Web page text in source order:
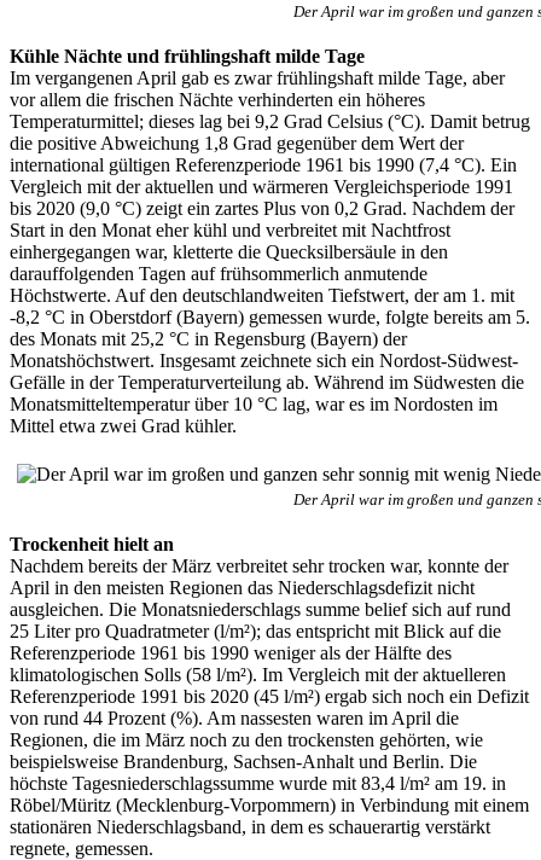
Der April war im großen und ganzen
Kühle Nächte und frühlingshaft milde Tage
Im vergangenen April gab es zwar frühlingshaft milde Tage, aber
vor allem die frischen Nächte verhinderten ein höheres
Temperaturmittel; dieses lag bei 9,2 Grad Celsius (°C). Damit betrug
die positive Abweichung 1,8 Grad gegenüber dem Wert der
international gültigen Referenzperiode 1961 bis 1990 (7,4 °C). Ein
Vergleich mit der aktuellen und wärmeren Vergleichsperiode 1991
bis 2020 (9,0 °C) zeigt ein zartes Plus von 0,2 Grad. Nachdem der
Start in den Monat eher kühl und verbreitet mit Nachtfrost
einhergegangen war, kletterte die Quecksilbersäule in den
darauffolgenden Tagen auf frühsommerlich anmutende
Höchstwerte. Auf den deutschlandweiten Tiefstwert, der am 1. mit
-8,2 °C in Oberstdorf (Bayern) gemessen wurde, folgte bereits am 5.
des Monats mit 25,2 °C in Regensburg (Bayern) der
Monatshöchstwert. Insgesamt zeichnete sich ein Nordost-Südwest-
Gefälle in der Temperaturverteilung ab. Während im Südwesten die
Monatsmitteltemperatur über 10 °C lag, war es im Nordosten im
Mittel etwa zwei Grad kühler.
Der April war im großen und ganzen
Trockenheit hielt an
Nachdem bereits der März verbreitet sehr trocken war, konnte der
April in den meisten Regionen das Niederschlagsdefizit nicht
ausgleichen. Die Monatsniederschlags summe belief sich auf rund
25 Liter pro Quadratmeter (l/m²); das entspricht mit Blick auf die
Referenzperiode 1961 bis 1990 weniger als der Hälfte des
klimatologischen Solls (58 l/m²). Im Vergleich mit der aktuelleren
Referenzperiode 1991 bis 2020 (45 l/m²) ergab sich noch ein Defizit
von rund 44 Prozent (%). Am nassesten waren im April die
Regionen, die im März noch zu den trockensten gehörten, wie
beispielsweise Brandenburg, Sachsen-Anhalt und Berlin. Die
höchste Tagesniederschlagssumme wurde mit 83,4 l/m² am 19. in
Röbel/Müritz (Mecklenburg-Vorpommern) in Verbindung mit einem
stationären Niederschlagsband, in dem es schauerartig verstärkt
regnete, gemessen.